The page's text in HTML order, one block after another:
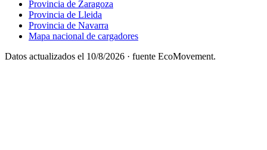
Provincia de Zaragoza
Provincia de Lleida
Provincia de Navarra
Mapa nacional de cargadores
Datos actualizados el 10/8/2026 · fuente EcoMovement.